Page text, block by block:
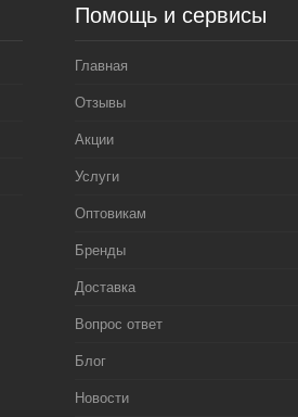
Помощь и сервисы
Главная
Отзывы
Акции
Услуги
Оптовикам
Бренды
Доставка
Вопрос ответ
Блог
Новости